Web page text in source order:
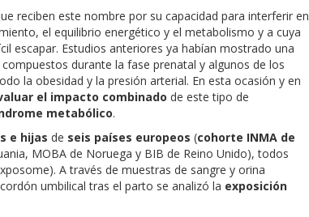
reciben este nombre por su capacidad para interferir en
el equilibrio energético y el metabolismo y a cuya
escapar. Estudios anteriores ya habían mostrado una
durante la fase prenatal y algunos de los
la obesidad y la presión arterial. En esta ocasión y en
el impacto combinado de este tipo de
metabólico.
e hijas de seis países europeos (cohorte INMA de
MOBA de Noruega y BIB de Reino Unido), todos
A través de muestras de sangre y orina
umbilical tras el parto se analizó la exposición